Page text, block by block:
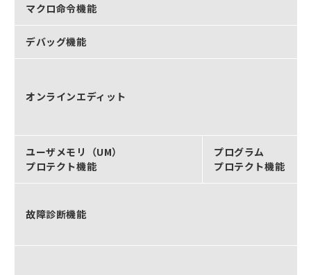
マクロ命令機能
デバッグ機能
オンラインエディット
ユーザメモリ（UM）
プロテクト機能
プログラム
プロテクト機能
故障診断機能